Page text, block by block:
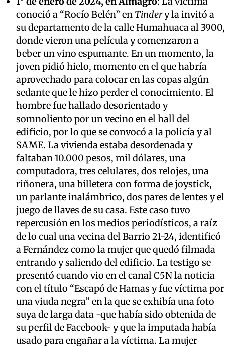
conoció a “Rocío Belén” en Tindery la invitó a
su departamento de la calle Humahuaca al 3900,
donde vieron una película y comenzaron a
beber un vino espumante. En un momento, la
joven pidió hielo, momento en el que habría
aprovechado para colocar en las copas algún
sedante que le hizo perder el conocimiento. El
hombre fue hallado desorientado y
somnoliento por un vecino en el hall del
edificio, por lo que se convocó a la policía y al
SAME. La vivienda estaba desordenada y
faltaban 10.000 pesos, mil dólares, una
computadora, tres celulares, dos relojes, una
riñonera, una billetera con forma de joystick,
un parlante inalámbrico, dos pares de lentes y el
juego de llaves de su casa. Este caso tuvo
repercusión en los medios periodísticos, a raíz
de lo cual una vecina del Barrio 21-24, identificó
a Fernández como la mujer que quedó filmada
entrando y saliendo del edificio. La testigo se
presentó cuando vio en el canal C5N la noticia
con el título “Escapó de Hamas y fue víctima por
una viuda negra” en la que se exhibía una foto
suya de larga data -que había sido obtenida de
su perfil de Facebook- y que la imputada había
usado para engañar a la víctima. La mujer